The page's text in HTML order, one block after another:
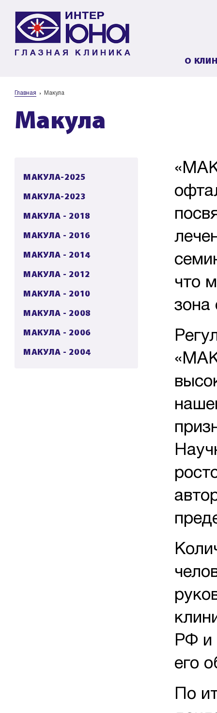
ГЛАЗНАЯ КЛИНИКА
О
Главная Макула
Макула
МАКУЛА-2025
МАКУЛА-2023
МАКУЛА - 2018
МАКУЛА - 2016
МАКУЛА - 2014
МАКУЛА - 2012
МАКУЛА - 2010
МАКУЛА - 2008
МАКУЛА - 2006
МАКУЛА - 2004
что
зона
РФ и
его
По